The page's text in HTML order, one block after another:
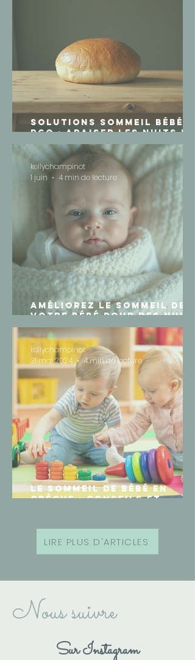
Solutions sommeil bébé
RGO : apaiser les nuits de
votre tout-petit
Améliorez le sommeil de
votre bébé pour des nuits
paisibles
kellychampinot
1 juin
4 min de lecture
Le sommeil de bébé en
crèche : Conseils et
kellychampinot
31 mai 2024
4 min de lecture
LIRE PLUS D'ARTICLES
Nous suivre
Sur Instagram